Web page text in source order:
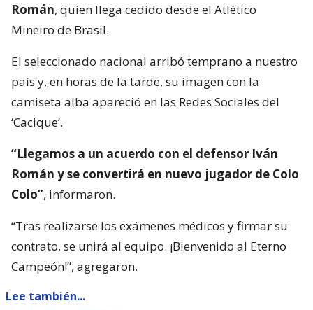
Román, quien llega cedido desde el Atlético
Mineiro de Brasil.
El seleccionado nacional arribó temprano a nuestro
país y, en horas de la tarde, su imagen con la
camiseta alba apareció en las Redes Sociales del
‘Cacique’.
“Llegamos a un acuerdo con el defensor Iván
Román y se convertirá en nuevo jugador de Colo
Colo”, informaron.
“Tras realizarse los exámenes médicos y firmar su
contrato, se unirá al equipo. ¡Bienvenido al Eterno
Campeón!”, agregaron.
Lee también...